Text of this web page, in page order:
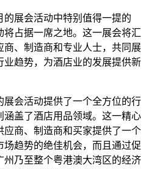
的展会活动中特别值得一提的
占据一席之地。这一展会将汇
、制造商和专业人士，共同展
趋势，为酒店业的发展提供新
展会活动提供了一个全方位的行
盖了酒店用品领域。这一精心
商、制造商和买家提供了一个
趋势的绝佳机会，而且通过促
乃至整个粤港澳大湾区的经济